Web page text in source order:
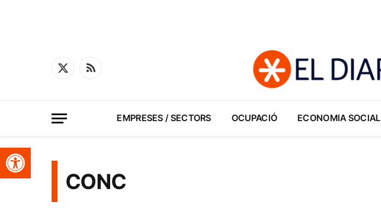
Obre la barra d'eines
X
RSS
EMPRESES / SECTORS OCUPACIÓ ECONOMIA SOCIAL
CONC